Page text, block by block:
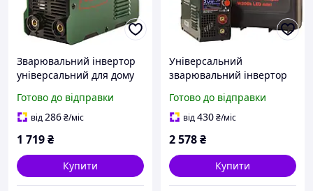
Зварювальний інвертор
універсальний для дому
/ 4 кВА, 20-300 А, 35%,
ККД 87%, 1.6-3.2 мм)
Готово до відправки
від286₴/міс
1 719₴
Купити
Універсальний
зварювальний інвертор
W300k LED mini (3.5/5.1
кВА, 30-300 А, 1.6-3.2 мм,
Готово до відправки
від430₴/міс
2 578₴
Купити